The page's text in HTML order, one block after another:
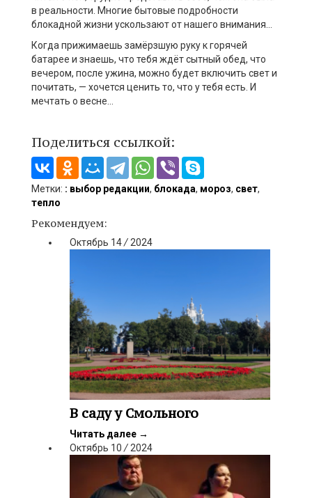
в реальности. Многие бытовые подробности
блокадной жизни ускользают от нашего внимания…
Когда прижимаешь замёрзшую руку к горячей
батарее и знаешь, что тебя ждёт сытный обед, что
вечером, после ужина, можно будет включить свет и
почитать, — хочется ценить то, что у тебя есть. И
мечтать о весне…
Поделиться ссылкой:
Метки: : выбор редакции, блокада, мороз, свет,
тепло
Рекомендуем:
Октябрь 14/ 2024
В саду у Смольного
Читать далее →
Октябрь 10 / 2024